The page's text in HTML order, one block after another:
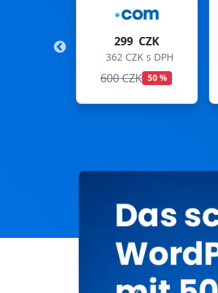
99 CZK
120 CZK s DPH
169 CZK 41 %